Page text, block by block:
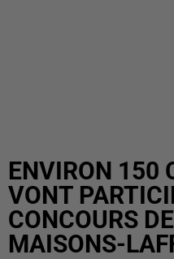
ENVIRON 150
VONT
CONCOURS
MAISONS-